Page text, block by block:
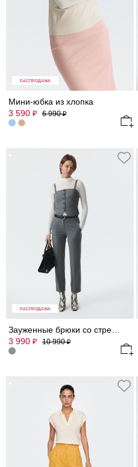
РАСПРОДАЖА
Мини-юбка из хлопка
3 590 ₽ 6 990₽
РАСПРОДАЖА
Зауженные брюки со стрелками
3 990 ₽ 10 990₽